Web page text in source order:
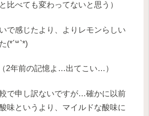
比べても変わってないと思う）
で感じたより、よりレモンらしい
(*´꒳`*)
2年前の記憶よ…出てこい…）
で申し訳ないですが…確かに以前
味というより、マイルドな酸味に